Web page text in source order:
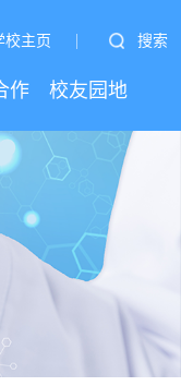
校主页 | 搜索
作 校友园地